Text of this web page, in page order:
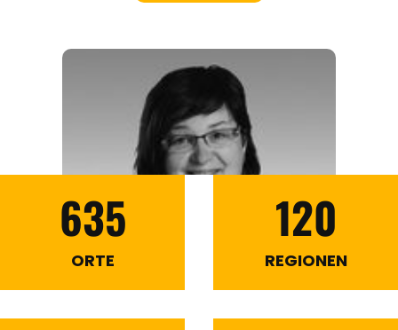
635
ORTE
120
REGIONEN